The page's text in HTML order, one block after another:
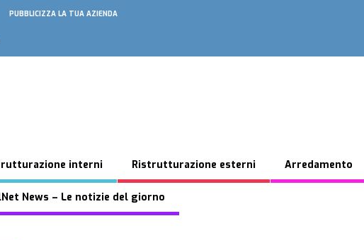
PUBBLICIZZA LA TUA AZIENDA
interni Ristrutturazione esterni Arredamento
News – Le notizie del giorno